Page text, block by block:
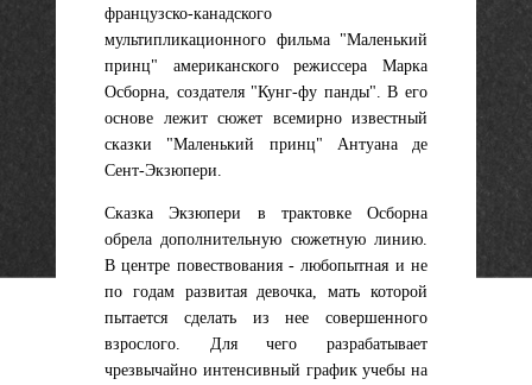
французско-канадского
мультипликационного фильма "Маленький
принц" американского режиссера Марка
Осборна, создателя "Кунг-фу панды". В его
основе лежит сюжет всемирно известный
сказки "Маленький принц" Антуана де
Сент-Экзюпери.
Сказка Экзюпери в трактовке Осборна
обрела дополнительную сюжетную линию.
В центре повествования - любопытная и не
по годам развитая девочка, мать которой
пытается сделать из нее совершенного
взрослого. Для чего разрабатывает
чрезвычайно интенсивный график учебы на